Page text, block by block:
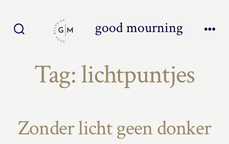
overslaan
good mourning
Tag:lichtpuntjes
Zonder licht geen donker